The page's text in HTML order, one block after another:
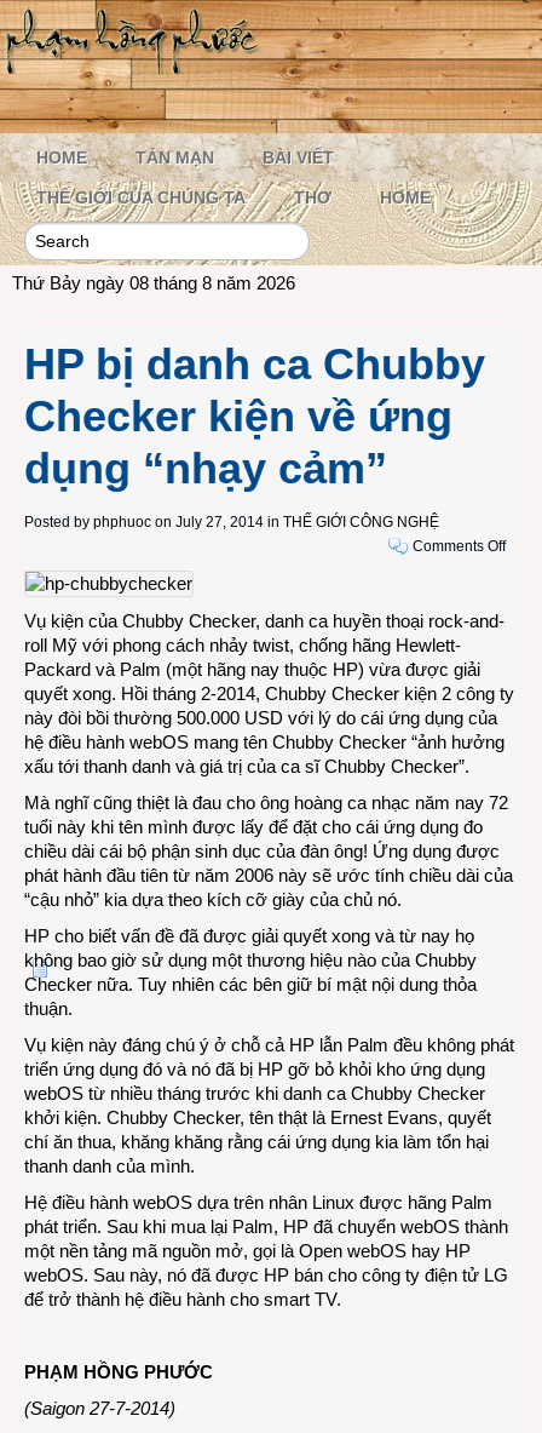
HOME TẢN MẠN BÀI VIẾT
THẾ GIỚI CỦA CHÚNG TA THƠ HOME
Thứ Bảy ngày 08 tháng 8 năm 2026
HP bị danh ca Chubby
Checker kiện về ứng
dụng “nhạy cảm”
Posted by phphuoc on July 27, 2014 in THẾ GIỚI CÔNG NGHỆ
Comments Offon
“nhạy
Vụ kiện của Chubby Checker, danh ca huyền thoại rock-and-
roll Mỹ với phong cách nhảy twist, chống hãng Hewlett-
Packard và Palm (một hãng nay thuộc HP) vừa được giải
quyết xong. Hồi tháng 2-2014, Chubby Checker kiện 2 công ty
này đòi bồi thường 500.000 USD với lý do cái ứng dụng của
hệ điều hành webOS mang tên Chubby Checker “ảnh hưởng
xấu tới thanh danh và giá trị của ca sĩ Chubby Checker”.
Mà nghĩ cũng thiệt là đau cho ông hoàng ca nhạc năm nay 72
tuổi này khi tên mình được lấy để đặt cho cái ứng dụng đo
chiều dài cái bộ phận sinh dục của đàn ông! Ứng dụng được
phát hành đầu tiên từ năm 2006 này sẽ ước tính chiều dài của
“cậu nhỏ” kia dựa theo kích cỡ giày của chủ nó.
HP cho biết vấn đề đã được giải quyết xong và từ nay họ
không bao giờ sử dụng một thương hiệu nào của Chubby
Checker nữa. Tuy nhiên các bên giữ bí mật nội dung thỏa
thuận.
Vụ kiện này đáng chú ý ở chỗ cả HP lẫn Palm đều không phát
triển ứng dụng đó và nó đã bị HP gỡ bỏ khỏi kho ứng dụng
webOS từ nhiều tháng trước khi danh ca Chubby Checker
khởi kiện. Chubby Checker, tên thật là Ernest Evans, quyết
chí ăn thua, khăng khăng rằng cái ứng dụng kia làm tổn hại
thanh danh của mình.
Hệ điều hành webOS dựa trên nhân Linux được hãng Palm
phát triển. Sau khi mua lại Palm, HP đã chuyển webOS thành
một nền tảng mã nguồn mở, gọi là Open webOS hay HP
webOS. Sau này, nó đã được HP bán cho công ty điện tử LG
để trở thành hệ điều hành cho smart TV.
PHẠM HỒNG PHƯỚC
(Saigon 27-7-2014)